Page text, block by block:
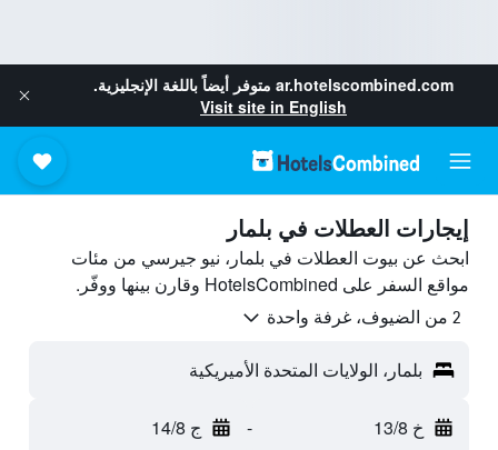
ar.hotelscombined.com متوفر أيضاً باللغة الإنجليزية.
Visit site in English
إيجارات العطلات في بلمار
ابحث عن بيوت العطلات في بلمار، نيو جيرسي من مئات
مواقع السفر على HotelsCombined وقارن بينها ووفّر.
2 من الضيوف، غرفة واحدة
بلمار، الولايات المتحدة الأميريكية
خ 13/8 - ج 14/8